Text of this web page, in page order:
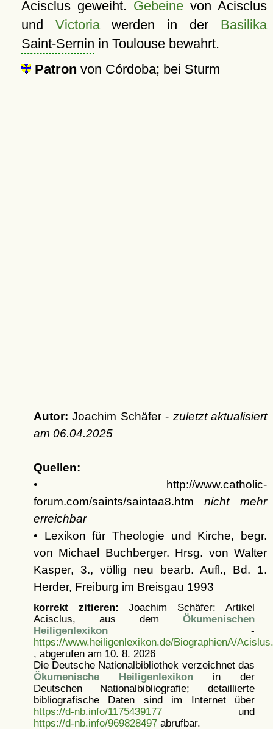
Acisclus geweiht. Gebeinevon Acisclus
und Victoriawerden in der Basilika
Saint-Sernin in Toulouse bewahrt.
Patron von Córdoba; bei Sturm
Autor: Joachim Schäfer - zuletzt aktualisiert
am 06.04.2025
Quellen:
• http://www.catholic-
forum.com/saints/saintaa8.htmnicht mehr
erreichbar
• Lexikon für Theologie und Kirche, begr.
von Michael Buchberger. Hrsg. von Walter
Kasper, 3., völlig neu bearb. Aufl., Bd. 1.
Herder, Freiburg im Breisgau 1993
korrekt zitieren: Joachim Schäfer: Artikel
Acisclus, aus dem Ökumenischen
Heiligenlexikon-
https://www.heiligenlexikon.de/BiographienA/
, abgerufen am 10. 8. 2026
Die Deutsche Nationalbibliothek verzeichnet das
Ökumenische Heiligenlexikonin der
Deutschen Nationalbibliografie; detaillierte
bibliografische Daten sind im Internet über
https://d-nb.info/1175439177und
https://d-nb.info/969828497abrufbar.